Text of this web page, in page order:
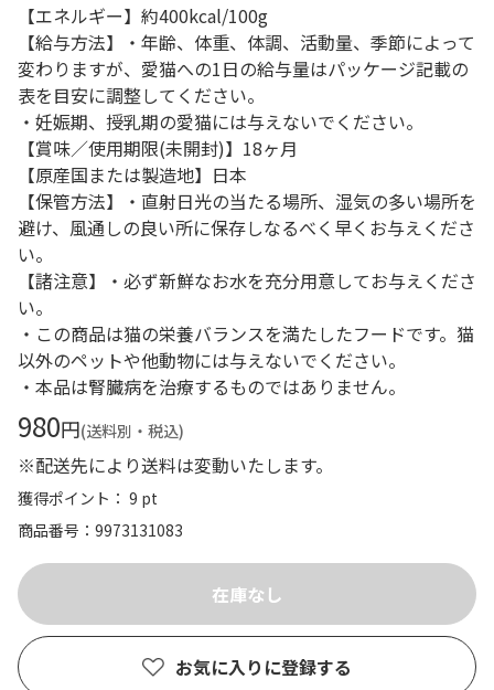
【エネルギー】約400kcal/100g
【給与方法】・年齢、体重、体調、活動量、季節によって
変わりますが、愛猫への1日の給与量はパッケージ記載の
表を目安に調整してください。
・妊娠期、授乳期の愛猫には与えないでください。
【賞味／使用期限(未開封)】18ヶ月
【原産国または製造地】日本
【保管方法】・直射日光の当たる場所、湿気の多い場所を
避け、風通しの良い所に保存しなるべく早くお与えくださ
い。
【諸注意】・必ず新鮮なお水を充分用意してお与えくださ
い。
・この商品は猫の栄養バランスを満たしたフードです。猫
以外のペットや他動物には与えないでください。
・本品は腎臓病を治療するものではありません。
980円(送料別・税込)
※配送先により送料は変動いたします。
獲得ポイント： 9 pt
商品番号
9973131083
お気に入りに登録する